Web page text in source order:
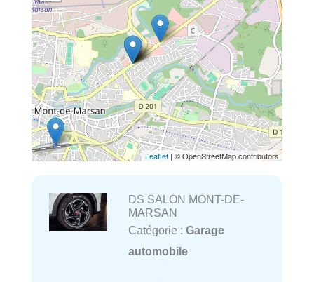
Leaflet | © OpenStreetMap contributors
DS SALON MONT-DE-
MARSAN
Catégorie : Garage
automobile